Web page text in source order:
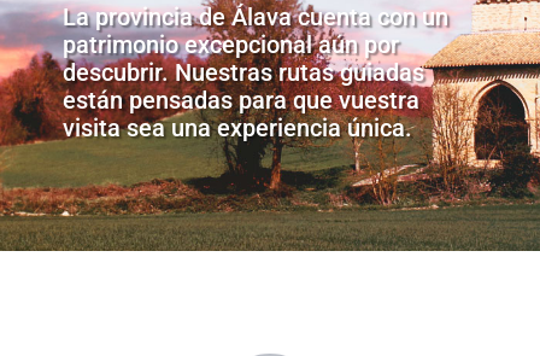
La provincia de Álava cuenta con un
patrimonio excepcional aún por
descubrir. Nuestras rutas guiadas
están pensadas para que vuestra
visita sea una experiencia única.